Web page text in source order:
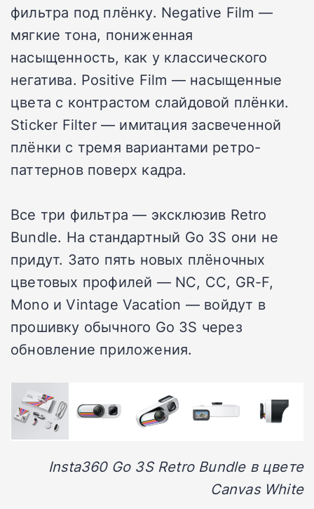
фильтра под плёнку. Negative Film —
мягкие тона, пониженная
насыщенность, как у классического
негатива. Positive Film — насыщенные
цвета с контрастом слайдовой плёнки.
Sticker Filter — имитация засвеченной
плёнки с тремя вариантами ретро-
паттернов поверх кадра.
Все три фильтра — эксклюзив Retro
Bundle. На стандартный Go 3S они не
придут. Зато пять новых плёночных
цветовых профилей — NC, CC, GR-F,
Mono и Vintage Vacation — войдут в
прошивку обычного Go 3S через
обновление приложения.
Insta360 Go 3S Retro Bundle в цвете
Canvas White